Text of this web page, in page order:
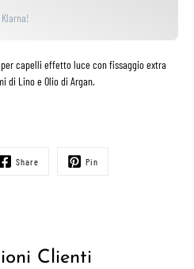
per capelli effetto luce con fissaggio extra
di Lino e Olio di Argan.
Share Pin
Clienti